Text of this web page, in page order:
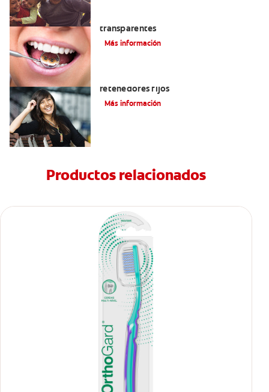
transparentes
Más información
retenedores fijos
Más información
Productos relacionados